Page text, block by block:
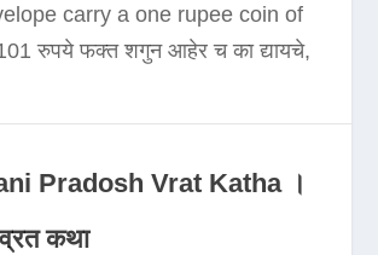
carry a one rupee coin of
रुपये फक्त शगुन आहेर च का द्यायचे,
Pradosh Vrat Katha ।
कथा